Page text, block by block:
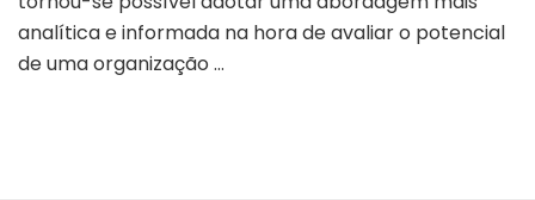
analítica e informada na hora de avaliar o potencial
de uma organização …